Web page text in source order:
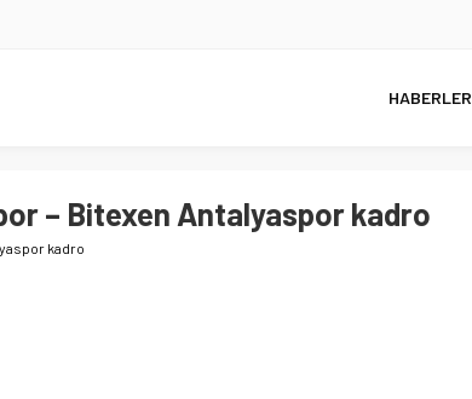
HABERLER
– Bitexen Antalyaspor kadro
kadro